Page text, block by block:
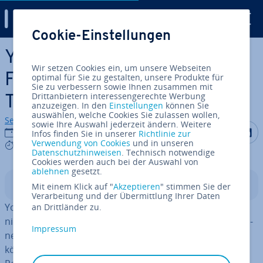
Zum Haupt­in­halt springen
YouTube-SEO: Ranking-
Faktoren und Op­ti­mie­rungs-
Tipps
Sebastian Mews
03.04.2025
6 mins
Auf Auf
In­halts­ver­zeich­nis
YouTube ist zwar als Vi­deo­por­tal bekannt, wird aber
nicht ganz zu Unrecht auch als zweit­größ­te Such­ma­schi­
ne be­zeich­net. Mit zahl­rei­chen YouTube-SEO-Tricks
können Sie Ihr YouTube-Ranking ver­bes­sern, um mehr
Cookie-Einstellungen
Wir setzen Cookies ein, um unsere Webseiten
optimal für Sie zu gestalten, unsere Produkte für
Sie zu verbessern sowie Ihnen zusammen mit
Drittanbietern interessengerechte Werbung
anzuzeigen. In den Einstellungen können Sie
auswählen, welche Cookies Sie zulassen wollen,
sowie Ihre Auswahl jederzeit ändern. Weitere
Infos finden Sie in unserer Richtlinie zur
Verwendung von Cookies und in unseren
Datenschutzhinweisen. Technisch notwendige
Cookies werden auch bei der Auswahl von
ablehnen gesetzt.
Mit einem Klick auf "Akzeptieren" stimmen Sie der
Verarbeitung und der Übermittlung Ihrer Daten
an Drittländer zu.
Impressum